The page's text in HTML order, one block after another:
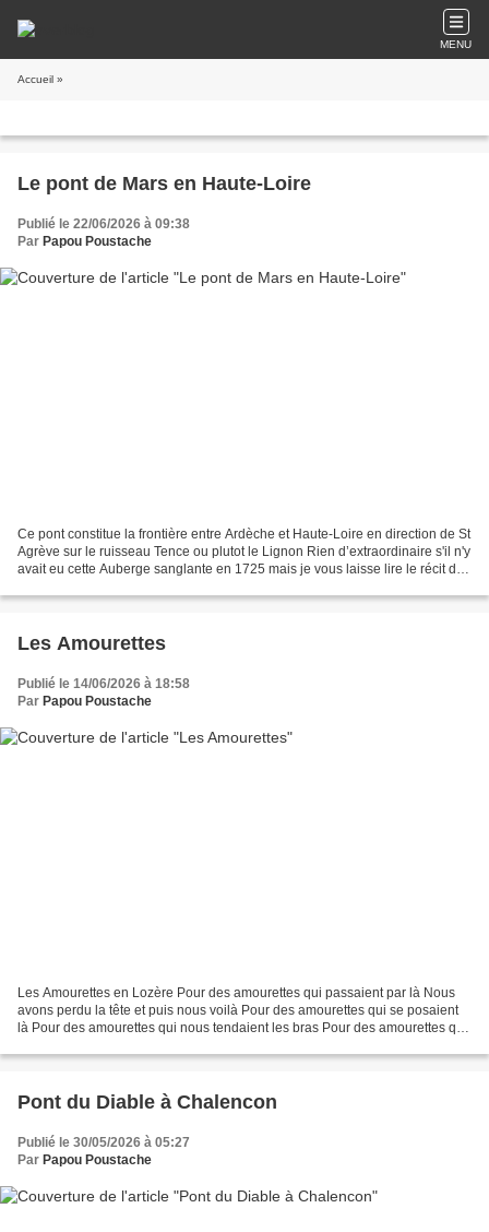
MENU
Accueil »
Le pont de Mars en Haute-Loire
Publié le 22/06/2026 à 09:38
Par Papou Poustache
Ce pont constitue la frontière entre Ardèche et Haute-Loire en direction de St
Agrève sur le ruisseau Tence ou plutot le Lignon Rien d’extraordinaire s'il n'y
avait eu cette Auberge sanglante en 1725 mais je vous laisse lire le récit de
Les Amourettes
Publié le 14/06/2026 à 18:58
Par Papou Poustache
Les Amourettes en Lozère Pour des amourettes qui passaient par là Nous
avons perdu la tête et puis nous voilà Pour des amourettes qui se posaient
là Pour des amourettes qui nous tendaient les bras Pour des amourettes qui
Pont du Diable à Chalencon
Publié le 30/05/2026 à 05:27
Par Papou Poustache